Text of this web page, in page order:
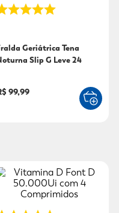
Geriátrica Tena
Slip G Leve 24
99,99